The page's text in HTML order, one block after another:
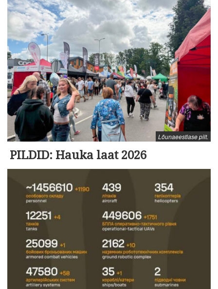
Lõunaeestlase pilt.
PILDID: Hauka laat 2026